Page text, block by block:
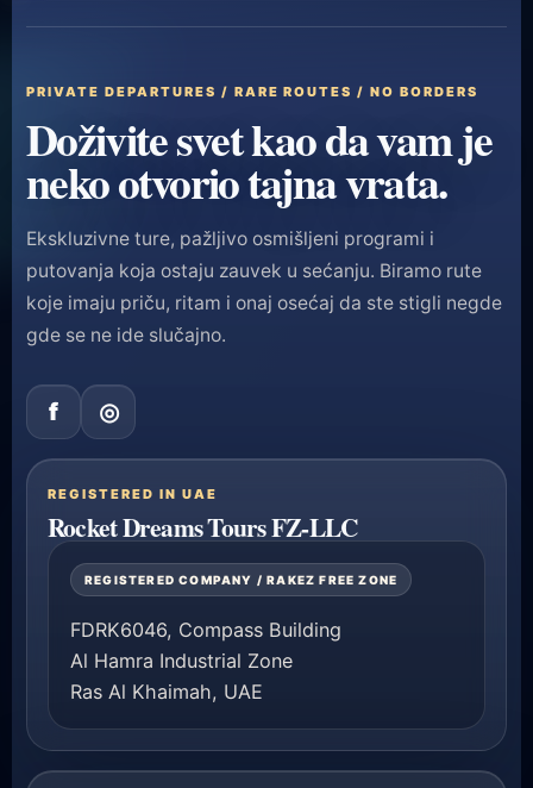
PRIVATE DEPARTURES / RARE ROUTES / NO BORDERS
Doživite svet kao da vam je
neko otvorio tajna vrata.
Ekskluzivne ture, pažljivo osmišljeni programi i
putovanja koja ostaju zauvek u sećanju. Biramo rute
koje imaju priču, ritam i onaj osećaj da ste stigli negde
gde se ne ide slučajno.
f ◎
REGISTERED IN UAE
Rocket Dreams Tours FZ-LLC
REGISTERED COMPANY / RAKEZ FREE ZONE
FDRK6046, Compass Building
Al Hamra Industrial Zone
Ras Al Khaimah, UAE